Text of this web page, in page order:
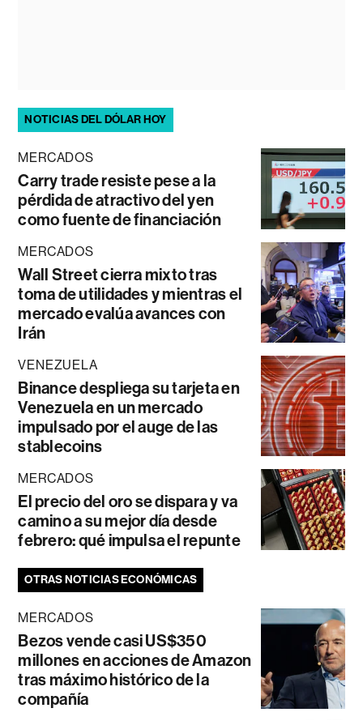
NOTICIAS DEL DÓLAR HOY
MERCADOS
Carry trade resiste pese a la
pérdida de atractivo del yen
como fuente de financiación
MERCADOS
Wall Street cierra mixto tras
toma de utilidades y mientras el
mercado evalúa avances con
Irán
VENEZUELA
Binance despliega su tarjeta en
Venezuela en un mercado
impulsado por el auge de las
stablecoins
MERCADOS
El precio del oro se dispara y va
camino a su mejor día desde
febrero: qué impulsa el repunte
OTRAS NOTICIAS ECONÓMICAS
MERCADOS
Bezos vende casi US$350
millones en acciones de Amazon
tras máximo histórico de la
compañía